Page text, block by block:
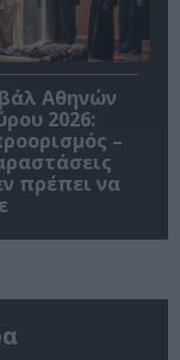
Αθηνών
2026:
–
πρέπει να